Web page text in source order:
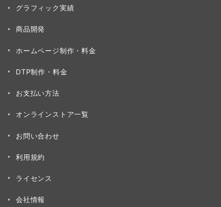
グラフィック実績
商品開発
ホームページ制作・料金
DTP制作・料金
お支払い方法
オンラインストア一覧
お問い合わせ
利用規約
ライセンス
会社情報